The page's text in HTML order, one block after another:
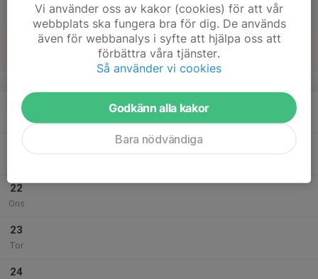
20
Mån
Styrketräning ungdomsgruppen
22
Ons
23
Tor
24
Vi använder oss av kakor (cookies) för att vår
webbplats ska fungera bra för dig. De används
även för webbanalys i syfte att hjälpa oss att
förbättra våra tjänster.
Så använder vi cookies
Godkänn alla kakor
Bara nödvändiga